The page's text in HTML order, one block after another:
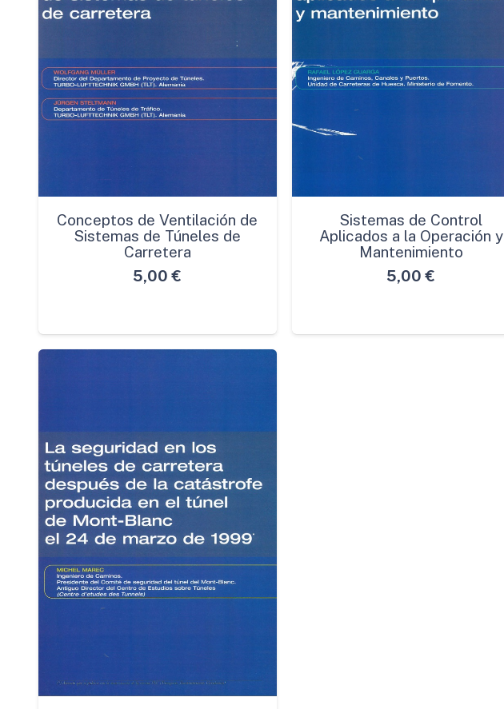
Conceptos de Ventilación de
Sistemas de Túneles de
Carretera
5,00 €
Sistemas de Control
Aplicados a la Operación y
Mantenimiento
5,00 €